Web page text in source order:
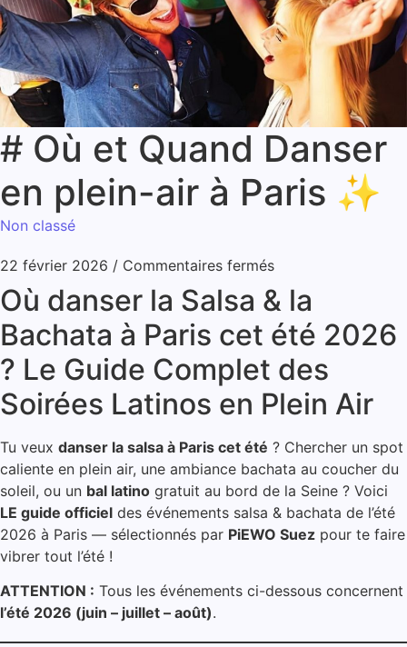
# Où et Quand Danser
en plein-air à Paris ✨
Non classé
22 février 2026 / Commentaires fermés
Où danser la Salsa & la
Bachata à Paris cet été 2026
? Le Guide Complet des
Soirées Latinos en Plein Air
Tu veux danser la salsa à Paris cet été ? Chercher un spot
caliente en plein air, une ambiance bachata au coucher du
soleil, ou un bal latino gratuit au bord de la Seine ? Voici
LE guide officiel des événements salsa & bachata de l’été
2026 à Paris — sélectionnés par PiEWO Suez pour te faire
vibrer tout l’été !
ATTENTION : Tous les événements ci-dessous concernent
l’été 2026 (juin – juillet – août).